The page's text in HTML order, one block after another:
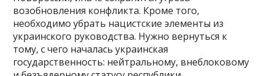
возобновления конфликта. Кроме того,
необходимо убрать нацистские элементы из
украинского руководства. Нужно вернуться к
тому, с чего началась украинская
государственность: нейтральному, внеблоковому